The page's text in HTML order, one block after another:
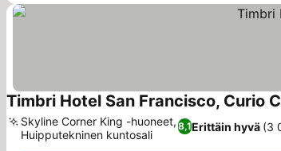
Timbri Hotel San Francisco, Curio
8,1Erittäin hyvä (3
Skyline Corner King -huoneet,
Huipputekninen kuntosali